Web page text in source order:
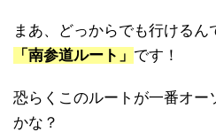
まあ、どっからでも行ける
「南参道ルート」 です！
恐らくこのルートが一番オー
かな？